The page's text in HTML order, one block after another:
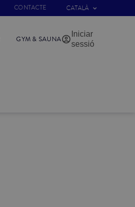
CONTACTE CATALÀ
GYM & SAUNA
Iniciar
sessió